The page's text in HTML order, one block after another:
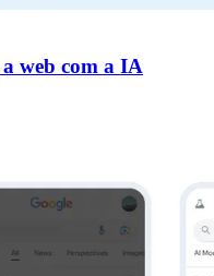
web com a IA